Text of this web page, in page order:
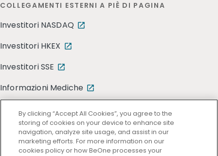
COLLEGAMENTI ESTERNI A PIÈ DI PAGINA
Investitori NASDAQ
Investitori HKEX
Investitori SSE
Informazioni Mediche
By clicking “Accept All Cookies”, you agree to the
storing of cookies on your device to enhance site
navigation, analyze site usage, and assist in our
marketing efforts. For more information on our
cookies policy or how BeOne processes your